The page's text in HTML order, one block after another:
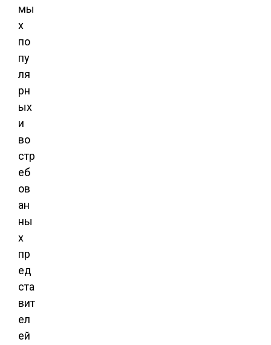
мы
х
по
пу
ля
рн
ых
и
во
стр
еб
ов
ан
ны
х
пр
ед
ста
вит
ел
ей